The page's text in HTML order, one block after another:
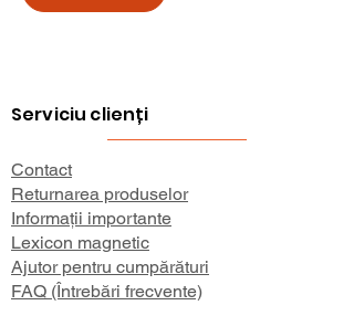
Serviciu clienți
Contact
Returnarea produselor
Informații importante
Lexicon magnetic
Ajutor pentru cumpărături
FAQ (Întrebări frecvente)